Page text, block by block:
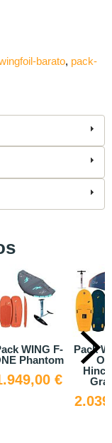
barato pack-
WING F-
Phantom
€
Pack